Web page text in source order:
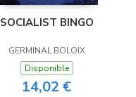
SOCIALIST BINGO
GERMINAL BOLOIX
Disponible
14,02 €